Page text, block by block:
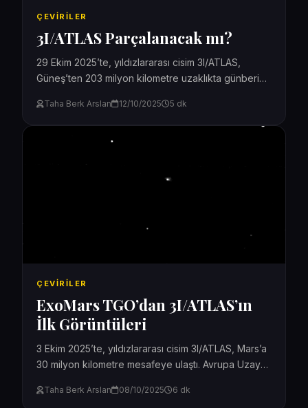
ÇEVIRILER
3I/ATLAS Parçalanacak mı?
29 Ekim 2025’te, yıldızlararası cisim 3I/ATLAS,
Güneş’ten 203 milyon kilometre uzaklıkta günberi
ana kadar, astronomik veri...
Taha Berk Arslan 12/10/2025 5 dk
ÇEVIRILER
ExoMars TGO’dan 3I/ATLAS’ın
İlk Görüntüleri
3 Ekim 2025’te, yıldızlararası cisim 3I/ATLAS, Mars’a
30 milyon kilometre mesafeye ulaştı. Avrupa Uzay
görüntüleme...
Taha Berk Arslan 08/10/2025 6 dk